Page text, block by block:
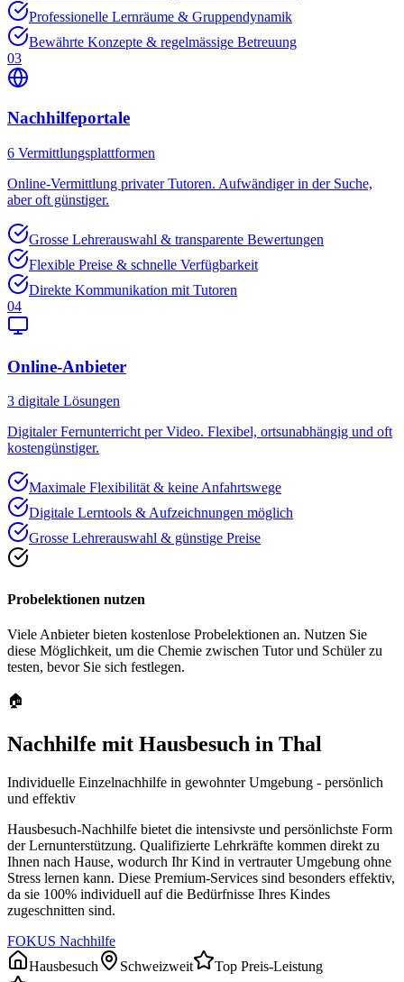
Professionelle Lernräume & Gruppendynamik
Bewährte Konzepte & regelmässige Betreuung
03
Nachhilfeportale
6 Vermittlungsplattformen
Online-Vermittlung privater Tutoren. Aufwändiger in der Suche,
aber oft günstiger.
Grosse Lehrerauswahl & transparente Bewertungen
Flexible Preise & schnelle Verfügbarkeit
Direkte Kommunikation mit Tutoren
04
Online-Anbieter
3 digitale Lösungen
Digitaler Fernunterricht per Video. Flexibel, ortsunabhängig und oft
kostengünstiger.
Maximale Flexibilität & keine Anfahrtswege
Digitale Lerntools & Aufzeichnungen möglich
Grosse Lehrerauswahl & günstige Preise
Probelektionen nutzen
Viele Anbieter bieten kostenlose Probelektionen an. Nutzen Sie
diese Möglichkeit, um die Chemie zwischen Tutor und Schüler zu
testen, bevor Sie sich festlegen.
🏠
Nachhilfe mit Hausbesuch in Thal
Individuelle Einzelnachhilfe in gewohnter Umgebung - persönlich
und effektiv
Hausbesuch-Nachhilfe bietet die intensivste und persönlichste Form
der Lernunterstützung. Qualifizierte Lehrkräfte kommen direkt zu
Ihnen nach Hause, wodurch Ihr Kind in vertrauter Umgebung ohne
Stress lernen kann. Diese Premium-Services sind besonders effektiv,
da sie 100% individuell auf die Bedürfnisse Ihres Kindes
zugeschnitten sind.
FOKUS Nachhilfe
Hausbesuch
Schweizweit
Top Preis-Leistung